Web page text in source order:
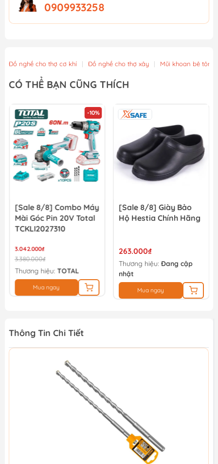
0909933258
Đồ nghề cho thợ cơ khí | Đồ nghề cho thợ xây | Mũi khoan bê tông
CÓ THỂ BẠN CŨNG THÍCH
-10%
[Sale 8/8] Combo Máy
Mài Góc Pin 20V Total
TCKLI2027310
3.042.000₫
3.380.000₫
Thương hiệu: TOTAL
Mua ngay
[Sale 8/8] Giày Bảo
Hộ Hestia Chính Hãng
263.000₫
Thương hiệu: Đang cập
nhật
Mua ngay
Thông Tin Chi Tiết